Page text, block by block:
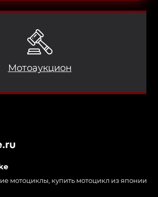
Мотоаукцион
мотоциклы купить мотоцикл из японии